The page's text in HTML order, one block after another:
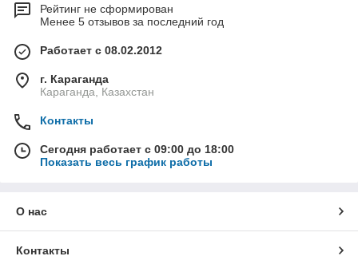
Рейтинг не сформирован
Менее 5 отзывов за последний год
Работает с 08.02.2012
г. Караганда
Караганда, Казахстан
Контакты
Сегодня работает с 09:00 до 18:00
Показать весь график работы
О нас
Контакты